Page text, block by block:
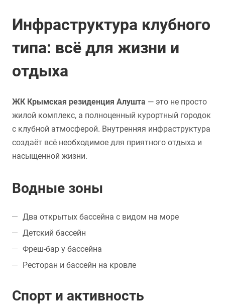
Инфраструктура клубного
типа: всё для жизни и
отдыха
ЖК Крымская резиденция Алушта — это не просто
жилой комплекс, а полноценный курортный городок
с клубной атмосферой. Внутренняя инфраструктура
создаёт всё необходимое для приятного отдыха и
насыщенной жизни.
Водные зоны
Два открытых бассейна с видом на море
Детский бассейн
Фреш-бар у бассейна
Ресторан и бассейн на кровле
Спорт и активность